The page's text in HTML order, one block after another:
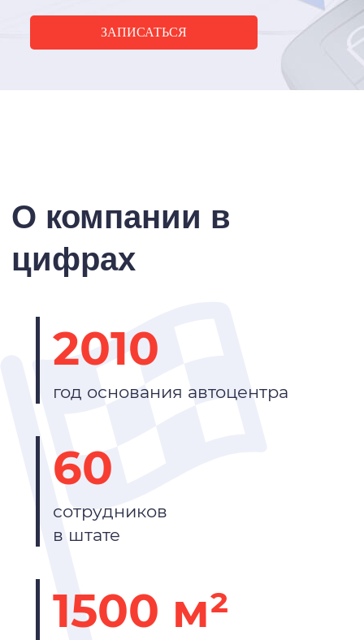
ЗАПИСАТЬСЯ
О компании в
цифрах
2010
год основания автоцентра
60
сотрудников
в штате
1500 м²